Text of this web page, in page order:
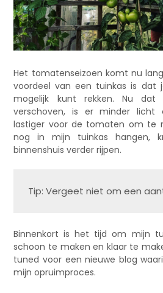
Het tomatenseizoen komt nu
voordeel van een tuinkas is dat
mogelijk kunt rekken. Nu
verschoven, is er minder licht
lastiger voor de tomaten om te
nog in mijn tuinkas hangen,
binnenshuis verder rijpen.
Tip: Vergeet niet om een
Binnenkort is het tijd om mijn
schoon te maken en klaar te
tuned voor een nieuwe blog
mijn opruimproces.